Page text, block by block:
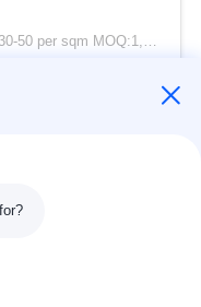
USD30-50 per sqm MOQ:1,000 ตรม